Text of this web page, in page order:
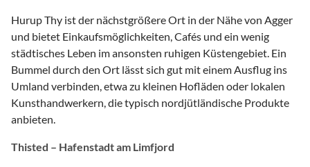
Hurup Thy ist der nächstgrößere Ort in der Nähe von Agger
und bietet Einkaufsmöglichkeiten, Cafés und ein wenig
städtisches Leben im ansonsten ruhigen Küstengebiet. Ein
Bummel durch den Ort lässt sich gut mit einem Ausflug ins
Umland verbinden, etwa zu kleinen Hofläden oder lokalen
Kunsthandwerkern, die typisch nordjütländische Produkte
anbieten.
Thisted – Hafenstadt am Limfjord